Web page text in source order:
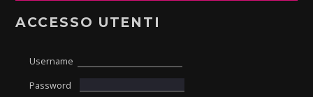
ACCESSO UTENTI
Username
Password